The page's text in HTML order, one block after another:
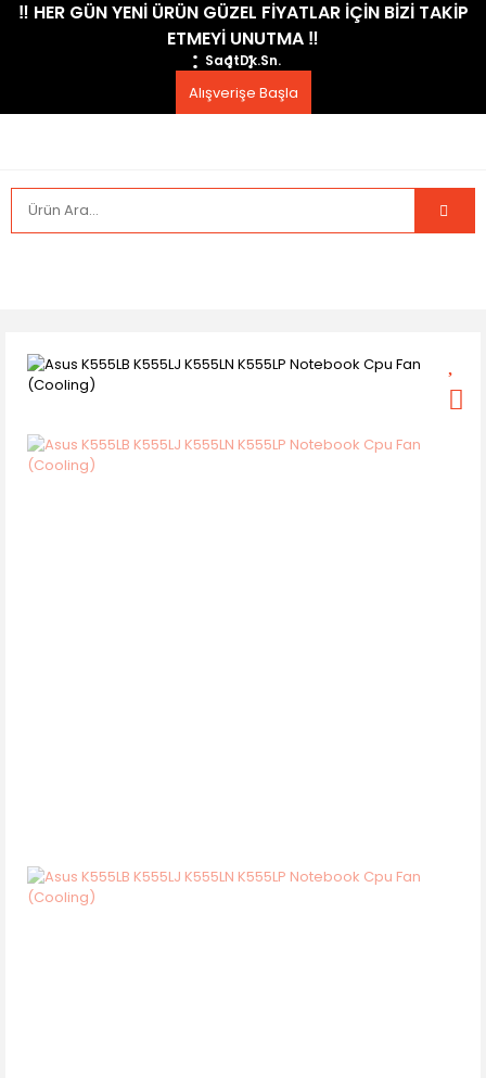
​‼️​ HER GÜN YENİ ÜRÜN GÜZEL FİYATLAR İÇİN BİZİ TAKİP
ETMEYİ UNUTMA ​‼️​
SaatDk.Sn.
Alışverişe Başla